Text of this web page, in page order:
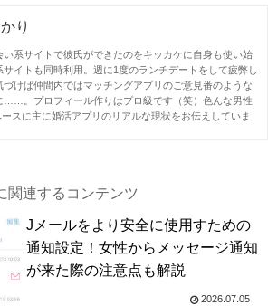
り
い系サイトで彼氏ができたのをキッカケに自身も使い始
サイトも同時利用。週に1度のランチデートをして疲弊し
づけば仲間内ではマッチングアプリのご意見番のような
……。プロフィール作りはプロ級です（笑）色んな男性
スに主に婚活アプリのリアルな現状をお伝えしていま
関連するコンテンツ
Jメールをより安全に使用すための
通知設定！女性からメッセージ通知
が来た際の注意点も解説
2026.07.05